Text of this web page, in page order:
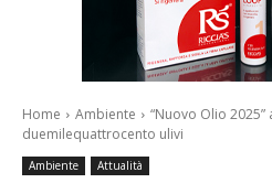
Home Ambiente
“Nuovo Olio 2025”
duemilequattrocento ulivi
Ambiente Attualità